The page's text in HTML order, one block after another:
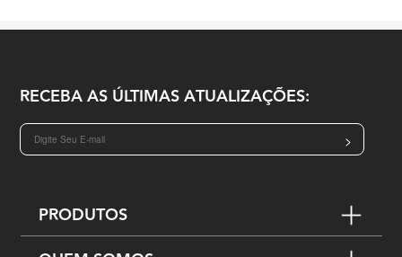
RECEBA AS ÚLTIMAS ATUALIZAÇÕES:
>
PRODUTOS